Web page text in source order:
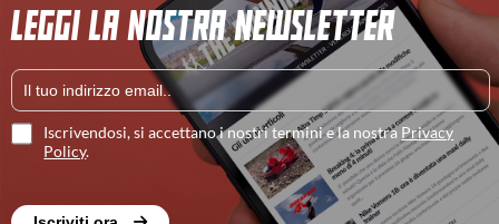
LEGGI LA NOSTRA NEWSLETTER
Iscrivendosi, si accettano i nostri termini e la nostraPrivacy
Policy.